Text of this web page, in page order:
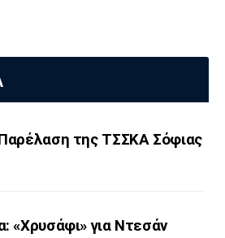
Μπενφίκα
της ΤΣΣΚΑ Σόφιας
«Χρυσάφι» για Ντεσάν